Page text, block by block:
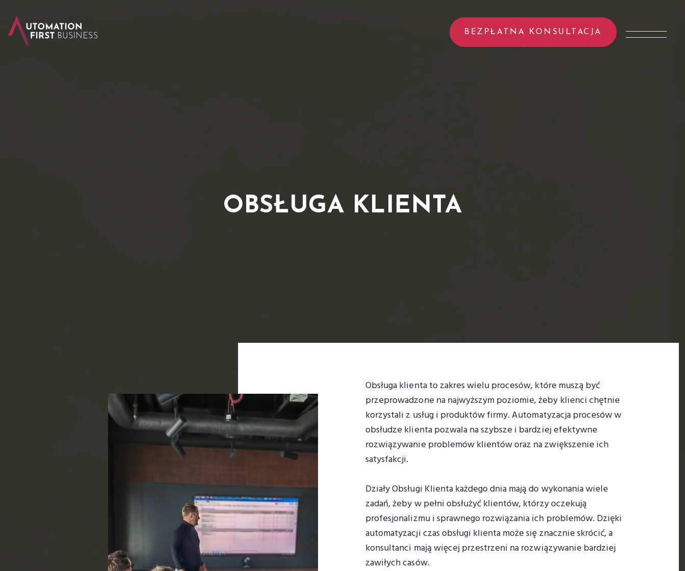
BEZPŁATNA KONSULTACJA
OBSŁUGA KLIENTA
Obsługa klienta to zakres wielu procesów, które muszą być
przeprowadzone na najwyższym poziomie, żeby klienci chętnie
korzystali z usług i produktów firmy. Automatyzacja procesów w
obsłudze klienta pozwala na szybsze i bardziej efektywne
rozwiązywanie problemów klientów oraz na zwiększenie ich
satysfakcji.
Działy Obsługi Klienta każdego dnia mają do wykonania wiele
zadań, żeby w pełni obsłużyć klientów, którzy oczekują
profesjonalizmu i sprawnego rozwiązania ich problemów. Dzięki
automatyzacji czas obsługi klienta może się znacznie skrócić, a
konsultanci mają więcej przestrzeni na rozwiązywanie bardziej
zawiłych casów.